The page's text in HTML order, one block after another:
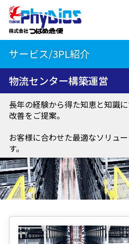
サービス/3PL紹介
物流センター構築運営
長年の経験から得た知恵と知識
改善をご提案。
お客様に合わせた最適なソリュ
す。